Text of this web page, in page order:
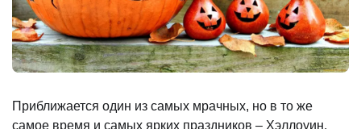
Приближается один из самых мрачных, но в то же
самое время и самых ярких праздников – Хэллоуин.